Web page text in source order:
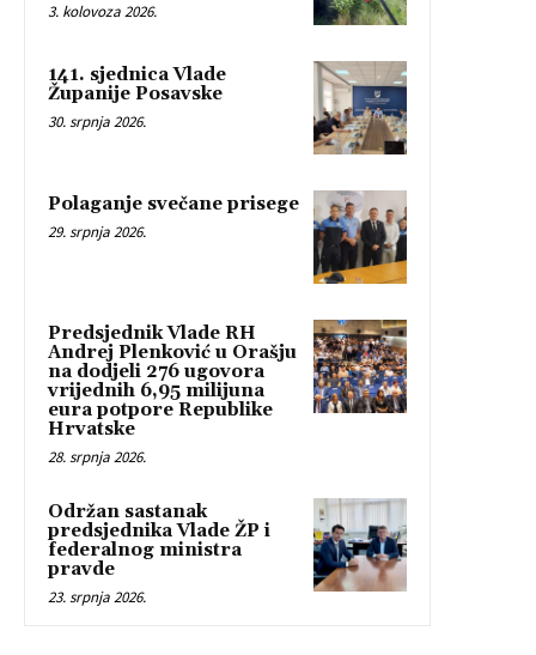
3. kolovoza 2026.
141. sjednica Vlade
Županije Posavske
30. srpnja 2026.
Polaganje svečane prisege
29. srpnja 2026.
Predsjednik Vlade RH
Andrej Plenković u Orašju
na dodjeli 276 ugovora
vrijednih 6,95 milijuna
eura potpore Republike
Hrvatske
28. srpnja 2026.
Održan sastanak
predsjednika Vlade ŽP i
federalnog ministra
pravde
23. srpnja 2026.